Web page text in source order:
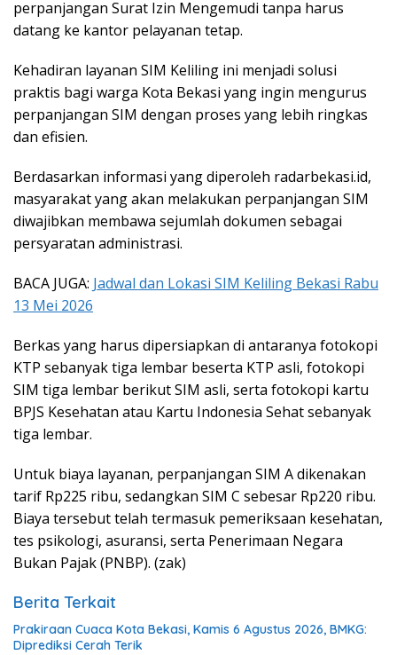
perpanjangan Surat Izin Mengemudi tanpa harus
datang ke kantor pelayanan tetap.
Kehadiran layanan SIM Keliling ini menjadi solusi
praktis bagi warga Kota Bekasi yang ingin mengurus
perpanjangan SIM dengan proses yang lebih ringkas
dan efisien.
Berdasarkan informasi yang diperoleh radarbekasi.id,
masyarakat yang akan melakukan perpanjangan SIM
diwajibkan membawa sejumlah dokumen sebagai
persyaratan administrasi.
BACA JUGA: Jadwal dan Lokasi SIM Keliling Bekasi Rabu
13 Mei 2026
Berkas yang harus dipersiapkan di antaranya fotokopi
KTP sebanyak tiga lembar beserta KTP asli, fotokopi
SIM tiga lembar berikut SIM asli, serta fotokopi kartu
BPJS Kesehatan atau Kartu Indonesia Sehat sebanyak
tiga lembar.
Untuk biaya layanan, perpanjangan SIM A dikenakan
tarif Rp225 ribu, sedangkan SIM C sebesar Rp220 ribu.
Biaya tersebut telah termasuk pemeriksaan kesehatan,
tes psikologi, asuransi, serta Penerimaan Negara
Bukan Pajak (PNBP). (zak)
Berita Terkait
Prakiraan Cuaca Kota Bekasi, Kamis 6 Agustus 2026, BMKG:
Diprediksi Cerah Terik